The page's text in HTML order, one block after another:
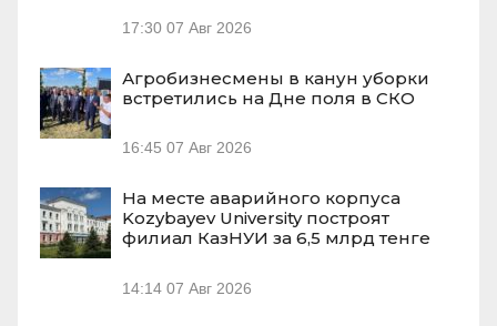
17:30 07 Авг 2026
Агробизнесмены в канун уборки
встретились на Дне поля в СКО
16:45 07 Авг 2026
На месте аварийного корпуса
Kozybayev University построят
филиал КазНУИ за 6,5 млрд тенге
14:14 07 Авг 2026